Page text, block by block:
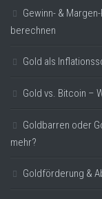
Gewinn- &
berechnen
Gold als
Gold vs. Bitcoin –
Goldbarren oder
mehr?
Goldförderung &